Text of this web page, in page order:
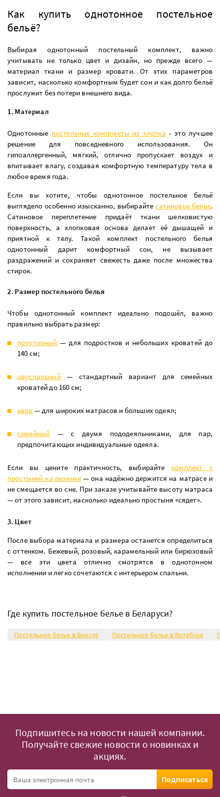
Как купить однотонное постельное
бельё?
Выбирая однотонный постельный комплект, важно
учитывать не только цвет и дизайн, но прежде всего —
материал ткани и размер кровати. От этих параметров
зависит, насколько комфортным будет сон и как долго бельё
прослужит без потери внешнего вида.
1. Материал
Однотонные постельные комплекты из хлопка - это лучшее
решение для повседневного использования. Он
гипоаллергенный, мягкий, отлично пропускает воздух и
впитывает влагу, создавая комфортную температуру тела в
любое время года.
Если вы хотите, чтобы однотонное постельное бельё
выглядело особенно изысканно, выбирайтесатиновое белье.
Сатиновое переплетение придаёт ткани шелковистую
поверхность, а хлопковая основа делает её дышащей и
приятной к телу. Такой комплект постельного белья
однотонный дарит комфортный сон, не вызывает
раздражений и сохраняет свежесть даже после множества
стирок.
2. Размер постельного белья
Чтобы однотонный комплект идеально подошёл, важно
правильно выбрать размер:
полуторный — для подростков и небольших кроватей до
140 см;
двуспальный— стандартный вариант для семейных
кроватей до 160 см;
евро — для широких матрасов и больших одеял;
семейный — с двумя пододеяльниками, для пар,
предпочитающих индивидуальные одеяла.
Если вы цените практичность, выбирайте комплект с
простыней на резинке — она надёжно держится на матрасе и
не смещается во сне. При заказе учитывайте высоту матраса
— от этого зависит, насколько идеально простыня «сядет».
3. Цвет
После выбора материала и размера останется определиться
с оттенком. Бежевый, розовый, карамельный или бирюзовый
— все эти цвета отлично смотрятся в однотонном
исполнении и легко сочетаются с интерьером спальни.
Где купить постельное белье в Беларуси?
Постельное белье в Бресте Постельное белье в Витебске
Подпишитесь на новости нашей компании.
Получайте свежие новости о новинках и
акциях.
Подписаться